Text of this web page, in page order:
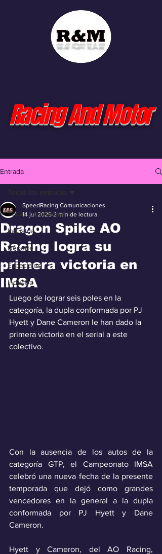
Racing And Motor
Entrada
Todas las entradas
Industria
Deporte
Especiales
Industra
Todas las entradas
Dragon Spike AO
Racing logra su
primera victoria en
IMSA
SpeedRacing Comunicaciones
14 jul 2025 2 min de lectura
Luego de lograr seis poles en la
categoría, la dupla conformada por PJ
Hyett y Dane Cameron le han dado la
primera victoria en el serial a este
colectivo.
Con la ausencia de los autos de la
categoría GTP, el Campeonato IMSA
celebró una nueva fecha de la presente
temporada que dejó como grandes
vencedores en la general a la dupla
conformada por PJ Hyett y Dane
Cameron.
Hyett y Cameron, del AO Racing,